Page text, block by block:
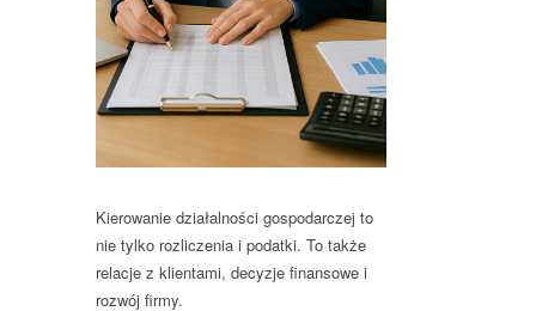
Kierowanie działalności gospodarczej to
nie tylko rozliczenia i podatki. To także
relacje z klientami, decyzje finansowe i
rozwój firmy.